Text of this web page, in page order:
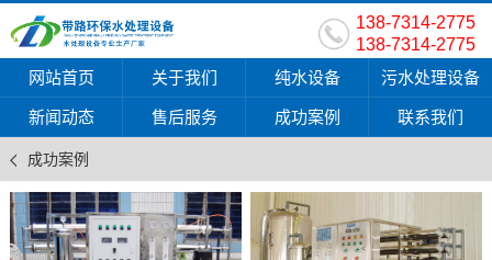
138-7314-2775
138-7314-2775
网站首页
关于我们 纯水设备 污水处理设备
新闻动态 售后服务 成功案例 联系我们
成功案例